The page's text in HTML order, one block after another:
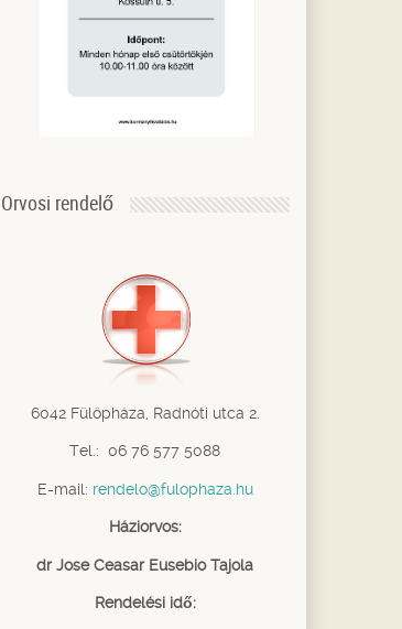
Orvosi rendelő
6042 Fülöpháza, Radnóti utca 2.
Tel.: 06 76 577 5088
E-mail: rendelo@fulophaza.hu
Háziorvos:
dr Jose Ceasar Eusebio Tajola
Rendelési idő: